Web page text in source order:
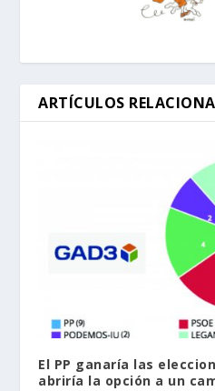
ARTÍCULOS
El PP ganaría las
abriría la opción a un